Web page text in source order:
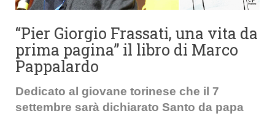
“Pier Giorgio Frassati, una vita da
prima pagina” il libro di Marco
Pappalardo
Dedicato al giovane torinese che il 7
settembre sarà dichiarato Santo da papa